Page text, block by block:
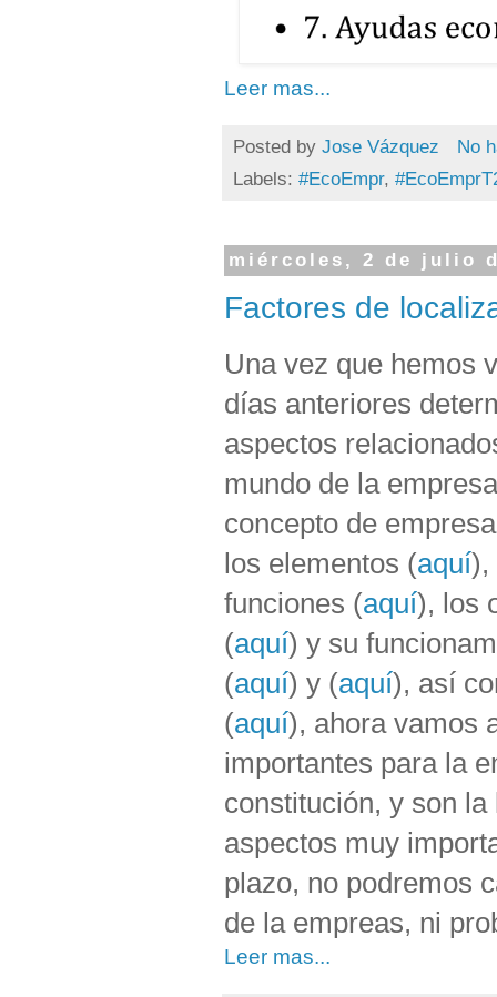
Leer mas...
Posted by Jose Vázquez
No
Labels: #EcoEmpr,
miércoles, 2 de julio
Factores de
Una vez que hemos
días anteriores
aspectos
mundo de la
concepto de
los elementos (aquí),
funciones (aquí), los
(aquí) y su
(aquí) y (aquí), así
(aquí), ahora vamos
importantes para la
constitución, y son
aspectos muy
plazo, no podremos
de la empreas, ni
Leer mas...